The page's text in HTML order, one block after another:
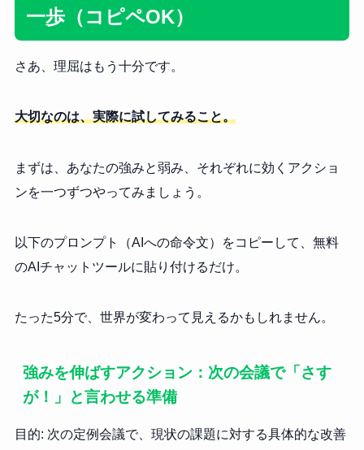
一歩（コピペOK）
さあ、理屈はもう十分です。
大切なのは、実際に試してみること。
まずは、あなたの強みと弱み、それぞれに効くアクショ
ンを一つずつやってみましょう。
以下のプロンプト（AIへの命令文）をコピーして、無料
のAIチャットツールに貼り付けるだけ。
たった5分で、世界が変わって見えるかもしれません。
強みを伸ばすアクション：次の会議で「さす
が！」と言わせる準備
目的: 次の定例会議で、現状の課題に対する具体的な改善